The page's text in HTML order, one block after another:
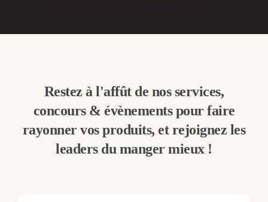
Restez à l'affût de nos services,
concours & évènements pour faire
rayonner vos produits, et rejoignez les
leaders du manger mieux !